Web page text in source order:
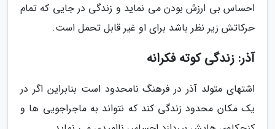
احساس بی ارزش بودن می نماید و زندگی در جایی که تمام
حرکاتش زیر نظر باشد برای او غیر قابل تحمل است.
آذر: زندگی کوته فکرانه
اشتهای متولد آذر در فرهنگ نامحدود است بنابراین اگر در
یک مکان محدود زندگی کند که نتواند به ماجراجویی ها و